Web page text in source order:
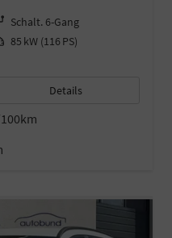
Schalt. 6-Gang
85 kW (116 PS)
Details